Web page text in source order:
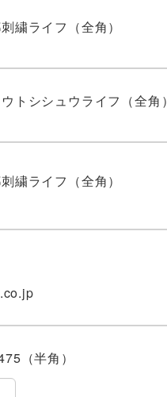
繍ライフ（全角）
トシシュウライフ（全角）
繍ライフ（全角）
（半角）